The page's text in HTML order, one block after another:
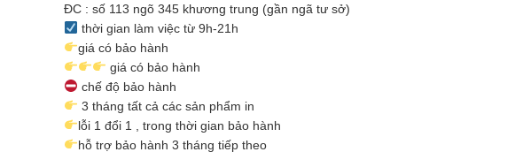
ĐC : số 113 ngõ 345 khương trung (gần ngã tư sở)
thời gian làm việc từ 9h-21h
giá có bảo hành
giá có bảo hành
chế độ bảo hành
3 tháng tất cả các sản phẩm in
lỗi 1 đổi 1 , trong thời gian bảo hành
hỗ trợ bảo hành 3 tháng tiếp theo